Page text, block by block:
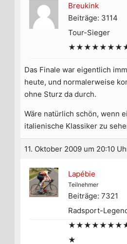
Breukink
Beiträge: 3114
Tour-Sieger
Das Finale war eigentlich
heute, und normalerweise
ohne Sturz da durch.
Wäre natürlich schön, wenn
italienische Klassiker zu
11. Oktober 2009 um 20:10
Lapébie
Teilnehmer
Beiträge: 7321
Radsport-
★